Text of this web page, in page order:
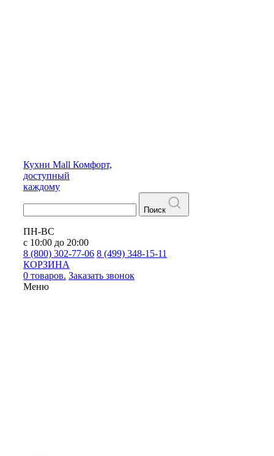
Кухни Mall Комфорт,
доступный
каждому
Поиск
ПН-ВС
с 10:00 до 20:00
8 (800) 302-77-06 8 (499) 348-15-11
КОРЗИНА
0 товаров. Заказать звонок
Меню